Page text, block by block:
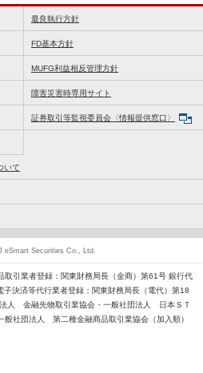
最良執行方針
FD基本方針
MUFG利益相反管理方針
障害災害時専用サイト
証券取引等監視委員会〈情報提供窓口〉
いて
取引業者登録：関東財務局長（金商）第61号 銀行代
決済等代行業者登録：関東財務局長（電代）第18
人 金融先物取引業協会・一般社団法人 日本ＳＴ
般社団法人 第二種金融商品取引業協会（加入順）
eSmart Securities Co., Ltd.